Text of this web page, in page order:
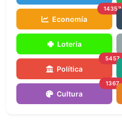
Economía
14357
Loteria
Política
5457
Cultura
1367